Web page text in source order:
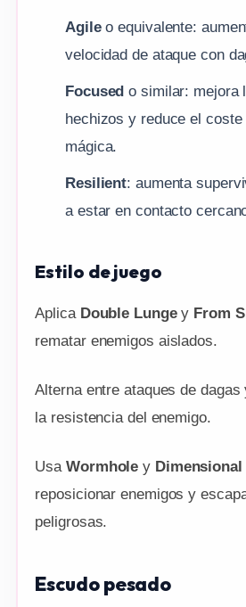
Agileo equivalente:
velocidad de ataque con
Focused o similar: mejora
hechizos y reduce el coste
mágica.
Resilient: aumenta
a estar en contacto
Estilo de juego
Aplica Double Lungey From
rematar enemigos aislados.
Alterna entre ataques de
la resistencia del enemigo.
UsaWormhole y
reposicionar enemigos y
peligrosas.
Escudo pesado